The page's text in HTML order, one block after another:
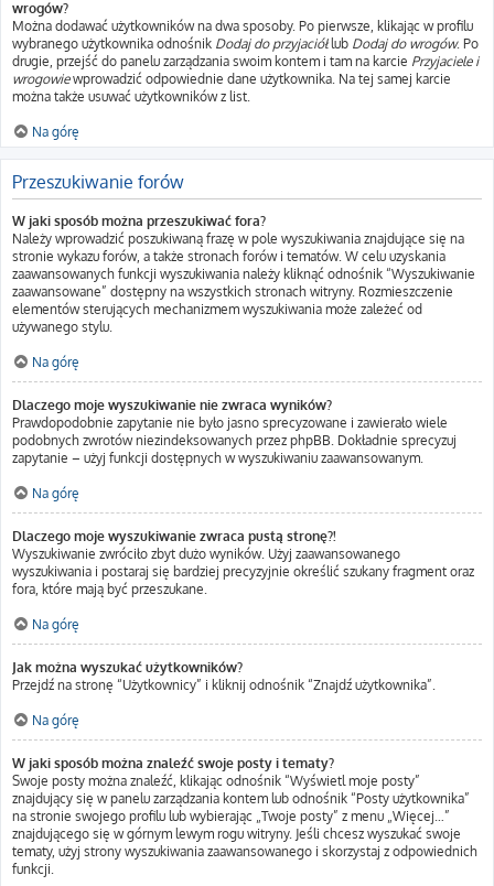
wrogów?
Można dodawać użytkowników na dwa sposoby. Po pierwsze, klikając w profilu
wybranego użytkownika odnośnik Dodaj do przyjaciółlub Dodaj do wrogów. Po
drugie, przejść do panelu zarządzania swoim kontem i tam na karcie Przyjaciele i
wrogowiewprowadzić odpowiednie dane użytkownika. Na tej samej karcie
można także usuwać użytkowników z list.
Na górę
Przeszukiwanie forów
W jaki sposób można przeszukiwać fora?
Należy wprowadzić poszukiwaną frazę w pole wyszukiwania znajdujące się na
stronie wykazu forów, a także stronach forów i tematów. W celu uzyskania
zaawansowanych funkcji wyszukiwania należy kliknąć odnośnik “Wyszukiwanie
zaawansowane” dostępny na wszystkich stronach witryny. Rozmieszczenie
elementów sterujących mechanizmem wyszukiwania może zależeć od
używanego stylu.
Na górę
Dlaczego moje wyszukiwanie nie zwraca wyników?
Prawdopodobnie zapytanie nie było jasno sprecyzowane i zawierało wiele
podobnych zwrotów niezindeksowanych przez phpBB. Dokładnie sprecyzuj
zapytanie – użyj funkcji dostępnych w wyszukiwaniu zaawansowanym.
Na górę
Dlaczego moje wyszukiwanie zwraca pustą stronę?!
Wyszukiwanie zwróciło zbyt dużo wyników. Użyj zaawansowanego
wyszukiwania i postaraj się bardziej precyzyjnie określić szukany fragment oraz
fora, które mają być przeszukane.
Na górę
Jak można wyszukać użytkowników?
Przejdź na stronę “Użytkownicy” i kliknij odnośnik “Znajdź użytkownika”.
Na górę
W jaki sposób można znaleźć swoje posty i tematy?
Swoje posty można znaleźć, klikając odnośnik “Wyświetl moje posty”
znajdujący się w panelu zarządzania kontem lub odnośnik “Posty użytkownika”
na stronie swojego profilu lub wybierając „Twoje posty” z menu „Więcej…”
znajdującego się w górnym lewym rogu witryny. Jeśli chcesz wyszukać swoje
tematy, użyj strony wyszukiwania zaawansowanego i skorzystaj z odpowiednich
funkcji.